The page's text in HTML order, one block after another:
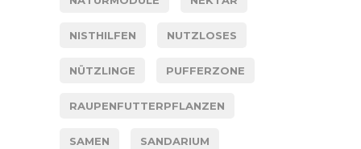
NISTHILFEN NUTZLOSES
NÜTZLINGE PUFFERZONE
RAUPENFUTTERPFLANZEN
SAMEN SANDARIUM